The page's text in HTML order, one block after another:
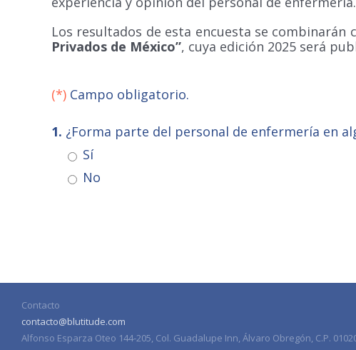
Los resultados de esta encuesta se
Privados de México”, cuya edición 2025 será
(*) Campo obligatorio.
1. ¿Forma parte del personal de enfermería en
Sí
No
Contacto
contacto@blutitude.com
Alfonso Esparza Oteo 144-205, Col. Guadalupe Inn, Álvaro Obregón, C.P.